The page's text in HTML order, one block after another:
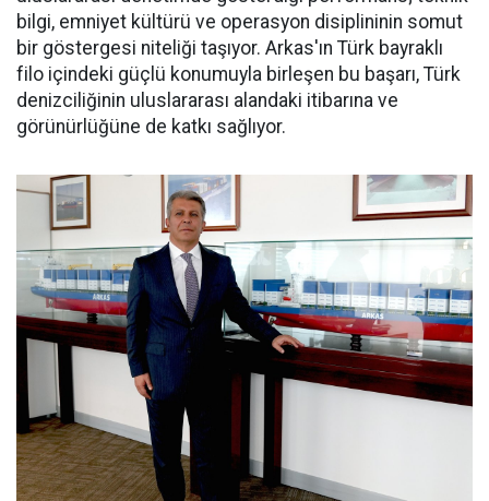
bilgi, emniyet kültürü ve operasyon disiplininin somut
bir göstergesi niteliği taşıyor. Arkas'ın Türk bayraklı
filo içindeki güçlü konumuyla birleşen bu başarı, Türk
denizciliğinin uluslararası alandaki itibarına ve
görünürlüğüne de katkı sağlıyor.